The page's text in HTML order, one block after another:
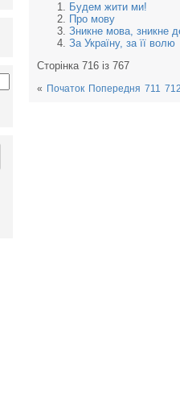
Будем жити ми!
Про мову
Зникне мова, зникне
За Україну, за її волю
Сторінка 716 із 767
« Початок Попередня 711